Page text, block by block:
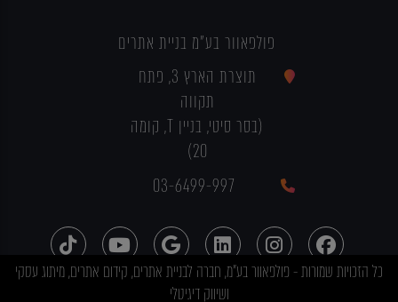
פולפאוור בע"מ בניית אתרים
תוצרת הארץ 3, פתח
תקווה
(בסר סיטי, בניין T, קומה
20)
03-6499-997
כל הזכויות שמורות - פולפאוור בע"מ, חברה לבניית אתרים, קידום אתרים, מיתוג עסקי
ושיווק דיגיטלי